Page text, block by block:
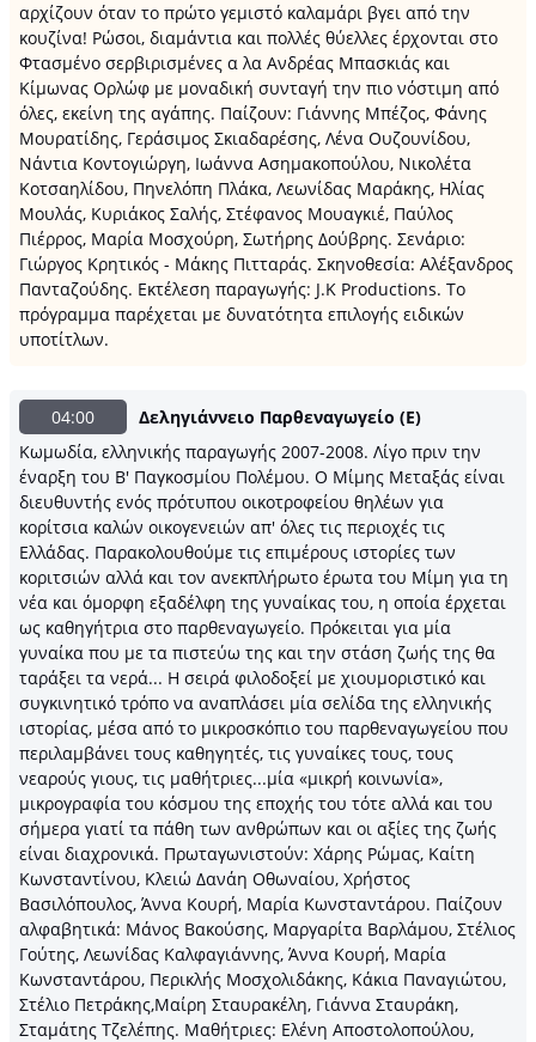
αρχίζουν όταν το πρώτο γεμιστό καλαμάρι βγει από την
κουζίνα! Ρώσοι, διαμάντια και πολλές θύελλες έρχονται στο
Φτασμένο σερβιρισμένες α λα Ανδρέας Μπασκιάς και
Κίμωνας Ορλώφ με μοναδική συνταγή την πιο νόστιμη από
όλες, εκείνη της αγάπης. Παίζουν: Γιάννης Μπέζος, Φάνης
Μουρατίδης, Γεράσιμος Σκιαδαρέσης, Λένα Ουζουνίδου,
Νάντια Κοντογιώργη, Ιωάννα Ασημακοπούλου, Νικολέτα
Κοτσαηλίδου, Πηνελόπη Πλάκα, Λεωνίδας Μαράκης, Ηλίας
Μουλάς, Κυριάκος Σαλής, Στέφανος Μουαγκιέ, Παύλος
Πιέρρος, Μαρία Μοσχούρη, Σωτήρης Δούβρης. Σενάριο:
Γιώργος Κρητικός - Μάκης Πιτταράς. Σκηνοθεσία: Αλέξανδρος
Πανταζούδης. Εκτέλεση παραγωγής: J.K Productions. Το
πρόγραμμα παρέχεται με δυνατότητα επιλογής ειδικών
υποτίτλων.
04:00
Δεληγιάννειο Παρθεναγωγείο (Ε)
Κωμωδία, ελληνικής παραγωγής 2007-2008. Λίγο πριν την
έναρξη του Β' Παγκοσμίου Πολέμου. Ο Μίμης Μεταξάς είναι
διευθυντής ενός πρότυπου οικοτροφείου θηλέων για
κορίτσια καλών οικογενειών απ' όλες τις περιοχές τις
Ελλάδας. Παρακολουθούμε τις επιμέρους ιστορίες των
κοριτσιών αλλά και τον ανεκπλήρωτο έρωτα του Μίμη για τη
νέα και όμορφη εξαδέλφη της γυναίκας του, η οποία έρχεται
ως καθηγήτρια στο παρθεναγωγείο. Πρόκειται για μία
γυναίκα που με τα πιστεύω της και την στάση ζωής της θα
ταράξει τα νερά... Η σειρά φιλοδοξεί με χιουμοριστικό και
συγκινητικό τρόπο να αναπλάσει μία σελίδα της ελληνικής
ιστορίας, μέσα από το μικροσκόπιο του παρθεναγωγείου που
περιλαμβάνει τους καθηγητές, τις γυναίκες τους, τους
νεαρούς γιους, τις μαθήτριες...μία «μικρή κοινωνία»,
μικρογραφία του κόσμου της εποχής του τότε αλλά και του
σήμερα γιατί τα πάθη των ανθρώπων και οι αξίες της ζωής
είναι διαχρονικά. Πρωταγωνιστούν: Χάρης Ρώμας, Καίτη
Κωνσταντίνου, Κλειώ Δανάη Οθωναίου, Χρήστος
Βασιλόπουλος, Άννα Κουρή, Μαρία Κωνσταντάρου. Παίζουν
αλφαβητικά: Μάνος Βακούσης, Μαργαρίτα Βαρλάμου, Στέλιος
Γούτης, Λεωνίδας Καλφαγιάννης, Άννα Κουρή, Μαρία
Κωνσταντάρου, Περικλής Μοσχολιδάκης, Κάκια Παναγιώτου,
Στέλιο Πετράκης,Μαίρη Σταυρακέλη, Γιάννα Σταυράκη,
Σταμάτης Τζελέπης. Μαθήτριες: Ελένη Αποστολοπούλου,